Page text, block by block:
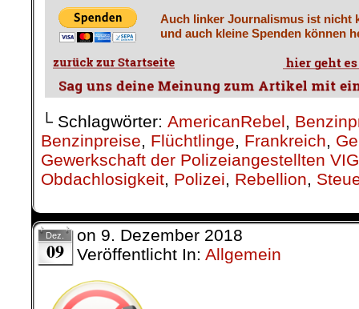
Auch linker Journalismus ist nicht
und auch kleine Spenden können
└ Schlagwörter: AmericanRebel,
Benzinpreise, Flüchtlinge, Frankreich,
Gewerkschaft der Polizeiangestellten
Obdachlosigkeit, Polizei, Rebellion,
Dez.
09
on 9. Dezember 2018
Veröffentlicht In: Allgemein